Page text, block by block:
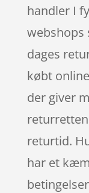
handler I
webshops
dages
købt
der giver
returtid.
har et